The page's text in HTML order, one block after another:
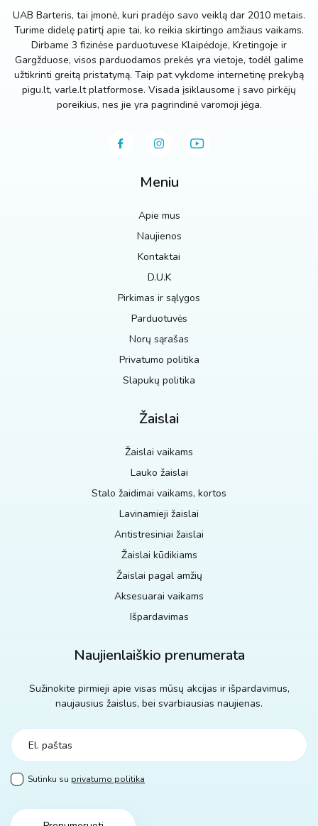
UAB Barteris, tai įmonė, kuri pradėjo savo veiklą dar 2010 metais.
Turime didelę patirtį apie tai, ko reikia skirtingo amžiaus vaikams.
Dirbame 3 fizinėse parduotuvese Klaipėdoje, Kretingoje ir
Gargžduose, visos parduodamos prekės yra vietoje, todėl galime
užtikrinti greitą pristatymą. Taip pat vykdome internetinę prekybą
pigu.lt, varle.lt platformose. Visada įsiklausome į savo pirkėjų
poreikius, nes jie yra pagrindinė varomoji jėga.
Meniu
Apie mus
Naujienos
Kontaktai
D.U.K
Pirkimas ir sąlygos
Parduotuvės
Norų sąrašas
Privatumo politika
Slapukų politika
Žaislai
Žaislai vaikams
Lauko žaislai
Stalo žaidimai vaikams, kortos
Lavinamieji žaislai
Antistresiniai žaislai
Žaislai kūdikiams
Žaislai pagal amžių
Aksesuarai vaikams
Išpardavimas
Naujienlaiškio prenumerata
Sužinokite pirmieji apie visas mūsų akcijas ir išpardavimus,
naujausius žaislus, bei svarbiausias naujienas.
Sutinku su privatumo politika